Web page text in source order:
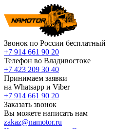
Звонок по России бесплатный
+7 914 661 90 20
Телефон во Владивостоке
+7 423 209 30 40
Принимаем заявки
на Whatsapp и Viber
+7 914 661 90 20
Заказать звонок
Вы можете написать нам
zakaz@namotor.ru